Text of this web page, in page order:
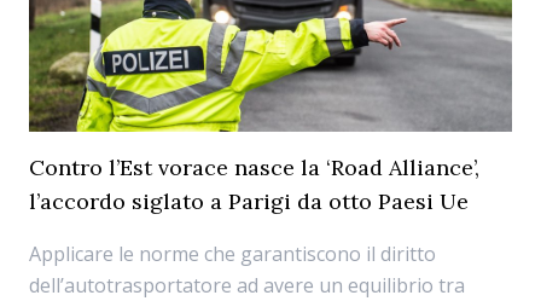
Contro l’Est vorace nasce la ‘Road Alliance’,
l’accordo siglato a Parigi da otto Paesi Ue
Applicare le norme che garantiscono il diritto
dell’autotrasportatore ad avere un equilibrio tra